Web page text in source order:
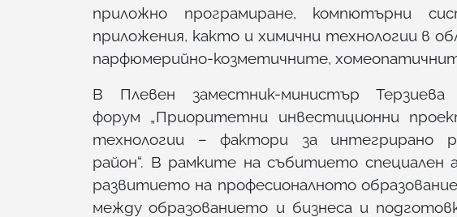
приложно програмиране, компютърни
приложения, както и химични технологии в
парфюмерийно-козметичните,
В Плевен заместник-министър
форум „Приоритетни инвестиционни
технологии – фактори за интегрирано
район“. В рамките на събитието
развитието на професионалното
между образованието и бизнеса и